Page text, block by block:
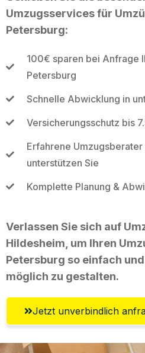
Umzugsservices für
Petersburg:
100€ sparen bei Anfrage
Petersburg
Schnelle Abwicklung in
Versicherungsschutz bis
Erfahrene Umzugsberater
unterstützen Sie
Komplette Planung &
Verlassen Sie sich auf
Hildesheim, um Ihren
Petersburg so einfach
möglich zu gestalten.
Jetzt unverbindlich